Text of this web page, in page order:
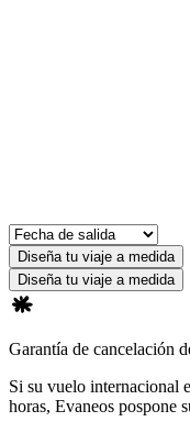
Diseña tu viaje a medida
Diseña tu viaje a medida
Garantía de cancelación
Si su vuelo internacional
horas, Evaneos pospone